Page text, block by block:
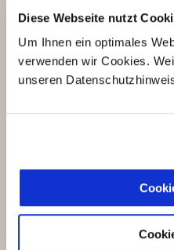
Diese Webseite nutzt
Um Ihnen ein optimales
verwenden wir Cookies.
unseren
Flüge nach Kuba
Hotelschließungen
Stromversorgung
Mietwagen und
Einkaufen und